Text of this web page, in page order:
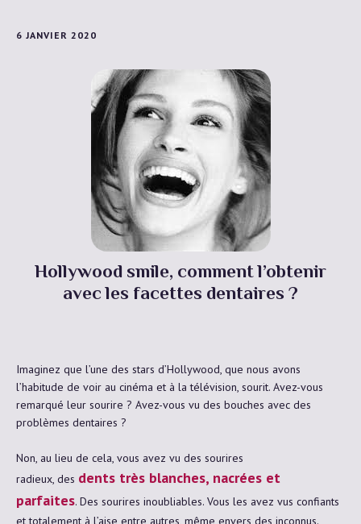
6 JANVIER 2020
Hollywood smile, comment l’obtenir
avec les facettes dentaires ?
Imaginez que l’une des stars d’Hollywood, que nous avons
l’habitude de voir au cinéma et à la télévision, sourit. Avez-vous
remarqué leur sourire ? Avez-vous vu des bouches avec des
problèmes dentaires ?
Non, au lieu de cela, vous avez vu des sourires
radieux, des dents très blanches, nacrées et
parfaites. Des sourires inoubliables. Vous les avez vus confiants
et totalement à l’aise entre autres, même envers des inconnus.